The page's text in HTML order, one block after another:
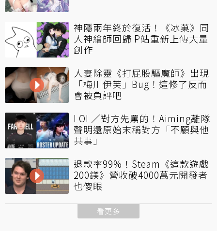
神隱兩年終於復活！《冰菓》同
人神繪師回歸 P站重新上傳大量
創作
人妻除靈《打屁股驅魔師》出現
「梅川伊芙」Bug！這修了反而
會被負評吧
LOL／對方先罵的！Aiming離隊
聲明還原始末稱對方「不願與他
共事」
退款率99%！Steam《這款遊戲
200鎂》營收破4000萬元開發者
也傻眼
看更多